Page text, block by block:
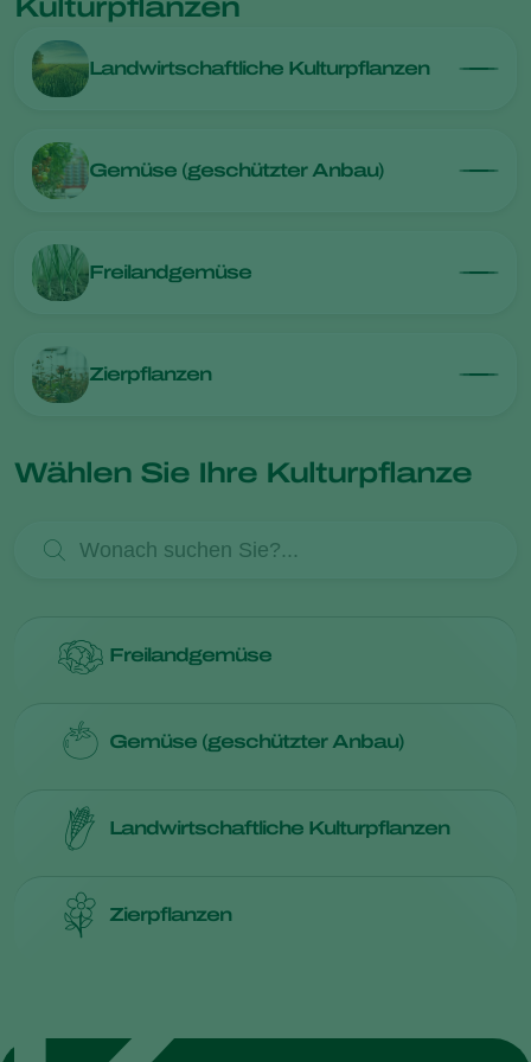
Kulturpflanzen
Landwirtschaftliche Kulturpflanzen
Gemüse (geschützter Anbau)
Freilandgemüse
Zierpflanzen
Wählen Sie Ihre Kulturpflanze
Freilandgemüse
Mehr Informationen über
Gemüse (geschützter Anbau)
Mehr Informationen über
Landwirtschaftliche Kulturpflanzen
Mehr Informationen über
Zierpflanzen